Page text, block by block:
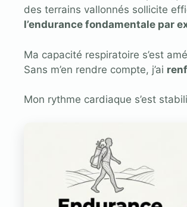
des terrains vallonnés sollicite
l’endurance fondamentale par
Ma capacité respiratoire s’est
Sans m’en rendre compte, j’ai
Mon rythme cardiaque s’est